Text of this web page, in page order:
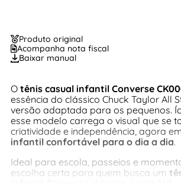
Produto original
Acompanha nota fiscal
Baixar manual
O tênis casual infantil Converse
essência do clássico Chuck Taylor All
versão adaptada para os pequenos.
esse modelo carrega o visual que se
criatividade e independência, agora
infantil confortável para o dia a dia.
Ideal para escola, passeios e
escolha certa para quem busca um